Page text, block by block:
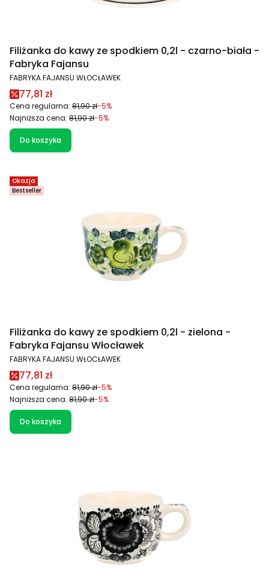
Filiżanka do kawy ze spodkiem 0,2l - czarno-biała -
Fabryka Fajansu
PRODUCENT
FABRYKA FAJANSU WŁOCŁAWEK
Cena promocyjna
77,81 zł
Cena regularna: 81,90 zł-5%
Najniższa cena: 81,90 zł-5%
Do koszyka
Okazja
Bestseller
Filiżanka do kawy ze spodkiem 0,2l - zielona -
Fabryka Fajansu Włocławek
PRODUCENT
FABRYKA FAJANSU WŁOCŁAWEK
Cena promocyjna
77,81 zł
Cena regularna: 81,90 zł-5%
Najniższa cena: 81,90 zł-5%
Do koszyka